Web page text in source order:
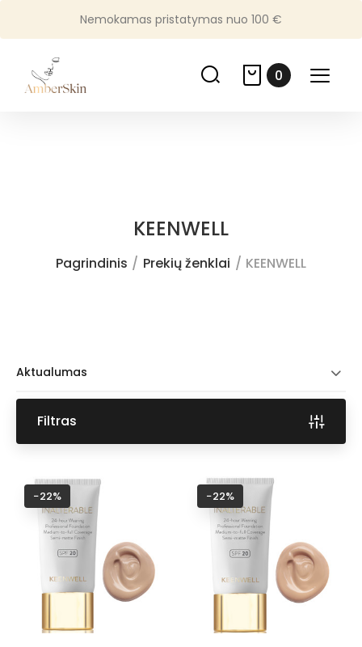
Nemokamas pristatymas nuo 100 €
0
KEENWELL
Pagrindinis Prekių ženklai KEENWELL
Aktualumas
Filtras
−22% −22%